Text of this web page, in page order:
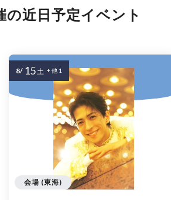
の近日予定イベント
会場 (東海)
8/ 15土 + 他 1